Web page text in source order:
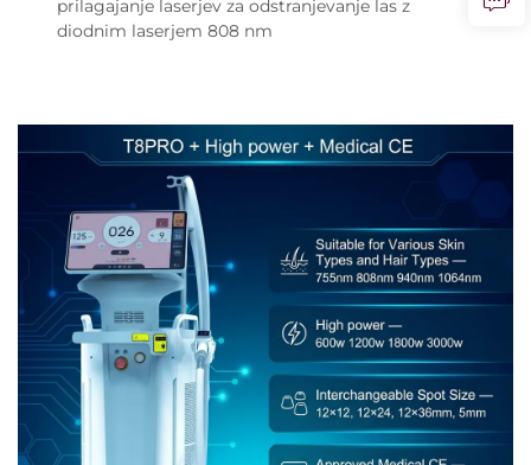
prilagajanje laserjev za odstranjevanje las z
diodnim laserjem 808 nm